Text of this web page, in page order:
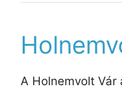
A Holnemvolt Vár